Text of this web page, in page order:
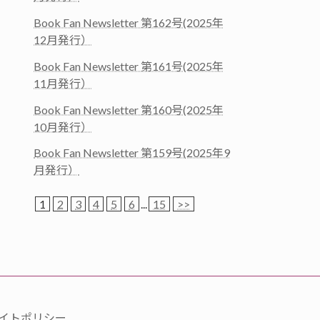
Book Fan Newsletter 第162号(2025年
12月発行）
Book Fan Newsletter 第161号(2025年
11月発行）
Book Fan Newsletter 第160号(2025年
10月発行）
Book Fan Newsletter 第159号(2025年9
月発行）
1 2 3 4 5 6 ... 15 >>